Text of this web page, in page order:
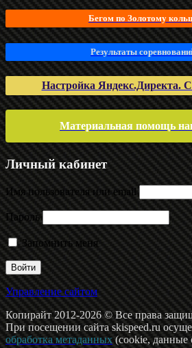
Бегом по Золотому
Результаты
Настройка Яндекс.Директа.
Материальная помощь
Личный кабинет
Имя пользователя или email
Пароль
Запомнить меня
Управление сайтом
Копирайт 2012-2026 © Все права
При посещении сайта skispeed.ru
обработка метаданных(cookie, данные